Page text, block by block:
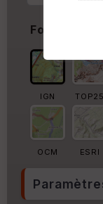
Fond de
IGN TOP25
OCM ESRI